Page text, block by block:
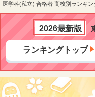
ッ
ト
医学科(私立) 合格者 高校別ランキン
2026最新版
ランキングトップ